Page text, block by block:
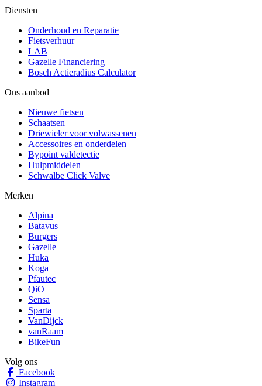
Diensten
Onderhoud en Reparatie
Fietsverhuur
LAB
Gazelle Financiering
Bosch Actieradius Calculator
Ons aanbod
Nieuwe fietsen
Schaatsen
Driewieler voor volwassenen
Accessoires en onderdelen
Bypoint valdetectie
Hulpmiddelen
Schwalbe Click Valve
Merken
Alpina
Batavus
Burgers
Gazelle
Huka
Koga
Pfautec
QiO
Sensa
Sparta
VanDijck
vanRaam
BikeFun
Volg ons
Facebook
Instagram